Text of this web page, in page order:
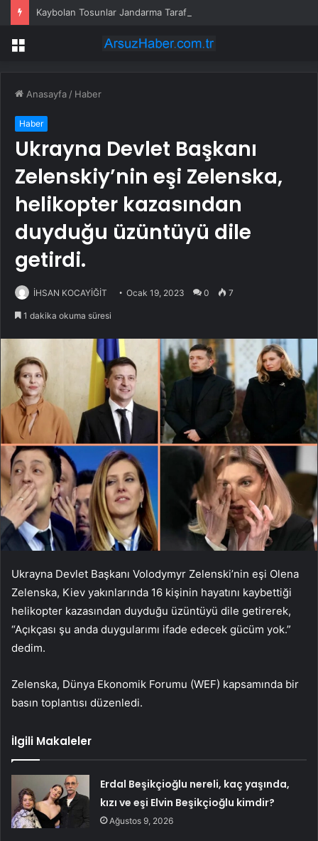
Kaybolan Tosunlar Jandarma Tarafından Bulundu
Menü
Anasayfa / Haber
Haber
Ukrayna Devlet Başkanı
Zelenskiy’nin eşi Zelenska,
helikopter kazasından
duyduğu üzüntüyü dile
getirdi.
İHSAN KOCAYİĞİT Ocak 19, 2023 0 7
1 dakika okuma süresi
Ukrayna Devlet Başkanı Volodymyr Zelenski’nin eşi Olena
Zelenska, Kiev yakınlarında 16 kişinin hayatını kaybettiği
helikopter kazasından duyduğu üzüntüyü dile getirerek,
“Açıkçası şu anda duygularımı ifade edecek gücüm yok.”
dedim.
Zelenska, Dünya Ekonomik Forumu (WEF) kapsamında bir
basın toplantısı düzenledi.
İlgili Makaleler
Erdal Beşikçioğlu nereli, kaç yaşında,
kızı ve eşi Elvin Beşikçioğlu kimdir?
Ağustos 9, 2026